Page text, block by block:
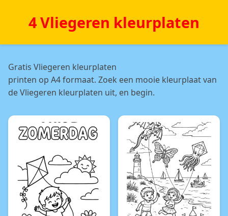
4 Vliegeren kleurplaten
Gratis Vliegeren kleurplaten
printen op A4 formaat. Zoek een mooie kleurplaat van
de Vliegeren kleurplaten uit, en begin.